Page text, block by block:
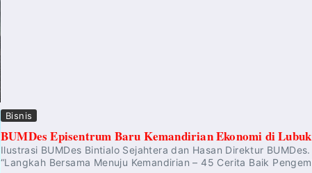
Bisnis
BUMDes Episentrum Baru Kemandirian Ekonomi di
Ilustrasi BUMDes Bintialo Sejahtera dan Hasan Direktur
“Langkah Bersama Menuju Kemandirian – 45 Cerita Baik